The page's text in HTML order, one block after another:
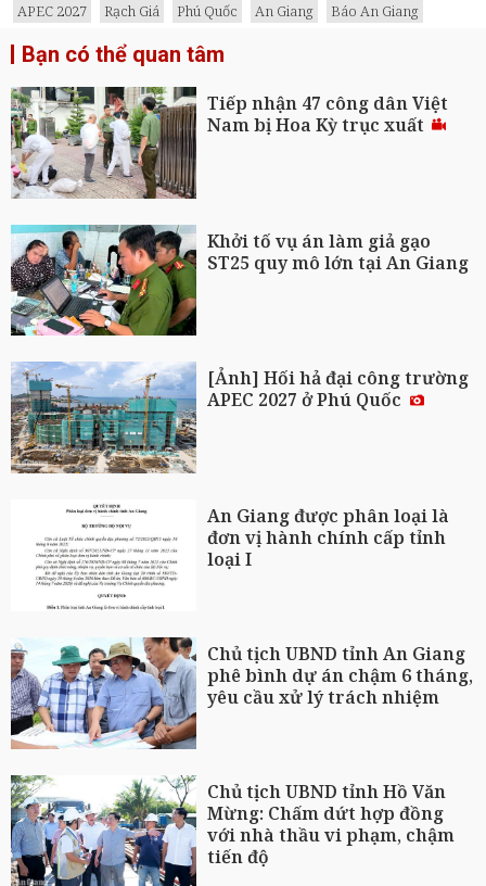
APEC 2027 Rạch Giá Phú Quốc An Giang Báo An Giang
Bạn có thể quan tâm
Tiếp nhận 47 công dân Việt
Nam bị Hoa Kỳ trục xuất
Khởi tố vụ án làm giả gạo
ST25 quy mô lớn tại An Giang
[Ảnh] Hối hả đại công trường
APEC 2027 ở Phú Quốc
An Giang được phân loại là
đơn vị hành chính cấp tỉnh
loại I
Chủ tịch UBND tỉnh An Giang
phê bình dự án chậm 6 tháng,
yêu cầu xử lý trách nhiệm
Chủ tịch UBND tỉnh Hồ Văn
Mừng: Chấm dứt hợp đồng
với nhà thầu vi phạm, chậm
tiến độ